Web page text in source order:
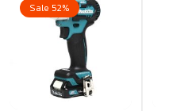
Sale 52%